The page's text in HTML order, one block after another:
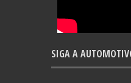
SIGA A